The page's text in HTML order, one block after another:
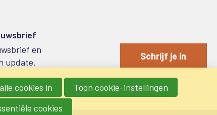
en
update.
Schrijf je in
cookies in
Toon cookie-instellingen
cookies